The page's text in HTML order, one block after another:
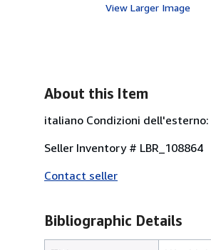
View Larger Image
About this Item
italiano Condizioni
Seller Inventory # LBR_108864
Contact seller
Bibliographic Details